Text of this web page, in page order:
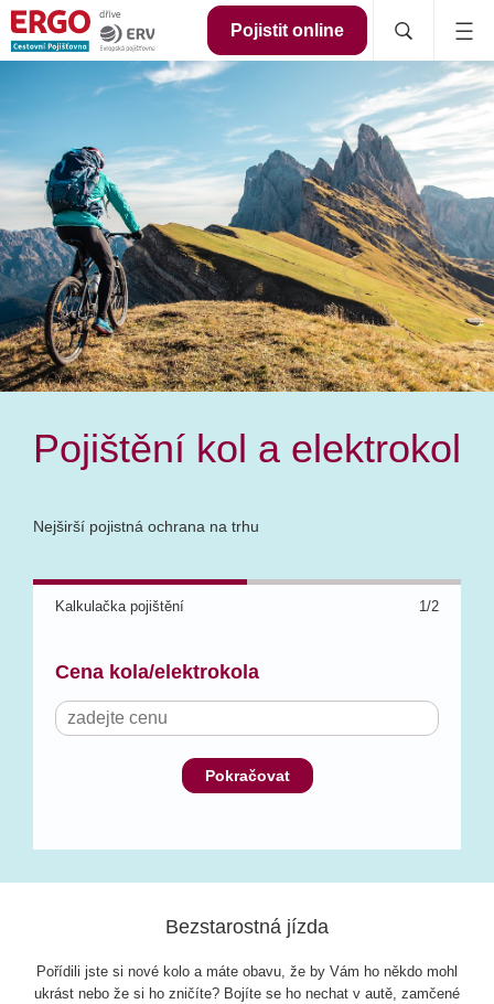
Pojistit online
Pojištění kol a elektrokol
Nejširší pojistná ochrana na trhu
Kalkulačka pojištění 1/2
Cena kola/elektrokola
Pokračovat
Bezstarostná jízda
Pořídili jste si nové kolo a máte obavu, že by Vám ho někdo mohl
ukrást nebo že si ho zničíte? Bojíte se ho nechat v autě, zamčené